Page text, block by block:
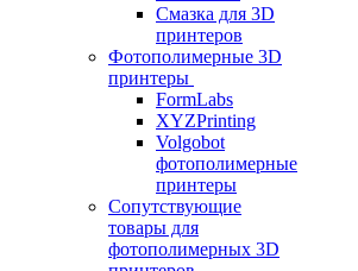
Смазка для 3D
принтеров
Фотополимерные 3D
принтеры
FormLabs
XYZPrinting
Volgobot
фотополимерные
принтеры
Сопутствующие
товары для
фотополимерных 3D